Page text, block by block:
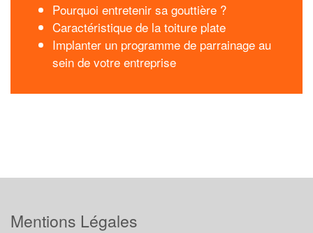
Pourquoi entretenir sa gouttière ?
Caractéristique de la toiture plate
Implanter un programme de parrainage au
sein de votre entreprise
Mentions Légales